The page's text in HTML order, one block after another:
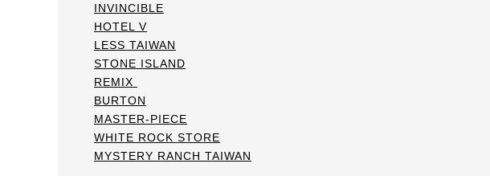
INVINCIBLE
HOTEL V
LESS TAIWAN
STONE ISLAND
REMIX
BURTON
MASTER-PIECE
WHITE ROCK STORE
MYSTERY RANCH TAIWAN